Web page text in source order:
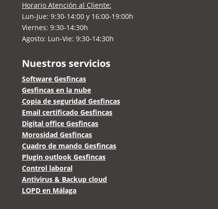
Horario Atención al Cliente:
Lun-Jue: 9:30-14:00 y 16:00-19:00h
Viernes: 9:30-14:30h
Agosto: Lun-Vie: 9:30-14:30h
Nuestros servicios
Software Gesfincas
Gesfincas en la nube
Copia de seguridad Gesfincas
Email certificado Gesfincas
Digital office Gesfincas
Morosidad Gesfincas
Cuadro de mando Gesfincas
Plugin outlook Gesfincas
Control laboral
Antivirus & Backup cloud
LOPD en Málaga